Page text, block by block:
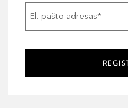
El. pašto adresas*